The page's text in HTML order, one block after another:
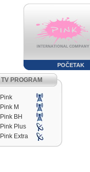
POČETAK
TV PROGRAM
Pink
Pink M
Pink BH
Pink Plus
Pink Extra